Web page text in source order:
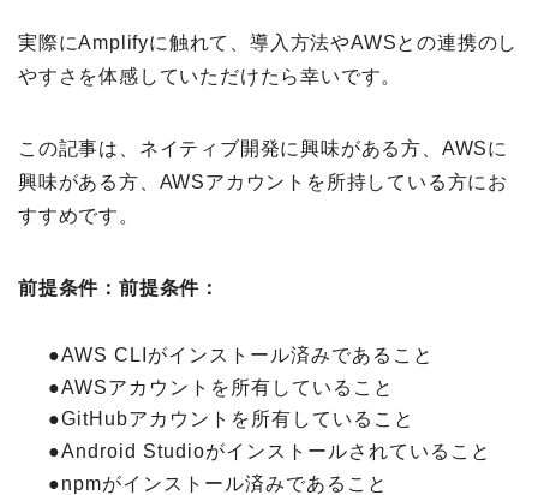
実際にAmplifyに触れて、導入方法やAWSとの連携のし
やすさを体感していただけたら幸いです。
この記事は、ネイティブ開発に興味がある方、AWSに
興味がある方、AWSアカウントを所持している方にお
すすめです。
前提条件： 前提条件：
●AWS CLIがインストール済みであること
●AWSアカウントを所有していること
●GitHubアカウントを所有していること
●Android Studioがインストールされていること
●npmがインストール済みであること